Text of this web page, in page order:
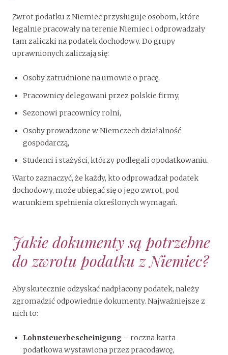
Zwrot podatku z Niemiec przysługuje osobom, które
legalnie pracowały na terenie Niemiec i odprowadzały
tam zaliczki na podatek dochodowy. Do grupy
uprawnionych zaliczają się:
Osoby zatrudnione na umowie o pracę,
Pracownicy delegowani przez polskie firmy,
Sezonowi pracownicy rolni,
Osoby prowadzone w Niemczech działalność
gospodarczą,
Studenci i stażyści, którzy podlegali opodatkowaniu.
Warto zaznaczyć, że każdy, kto odprowadzał podatek
dochodowy, może ubiegać się o jego zwrot, pod
warunkiem spełnienia określonych wymagań.
Jakie dokumenty są potrzebne
do zwrotu podatku z Niemiec?
Aby skutecznie odzyskać nadpłacony podatek, należy
zgromadzić odpowiednie dokumenty. Najważniejsze z
nich to:
Lohnsteuerbescheinigung – roczna karta
podatkowa wystawiona przez pracodawcę,